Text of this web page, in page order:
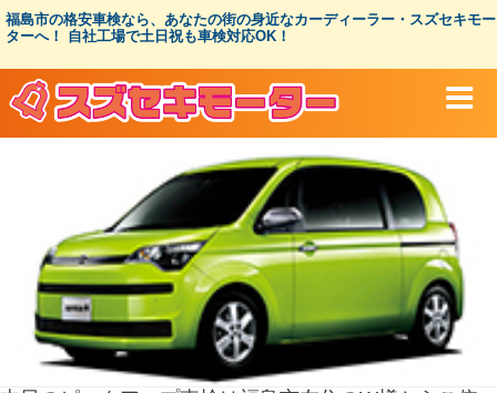
コ
ン
ツ
福島市の格安車検なら、あなたの街の身近なカーディーラー・スズセキモー
ターへ！ 自社工場で土日祝も車検対応OK！